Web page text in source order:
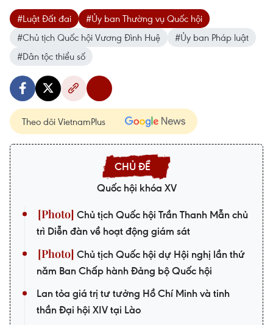
#Luật Đất đai
#Ủy ban Thường vụ Quốc hội
#Chủ tịch Quốc hội Vương Đình Huệ
#Ủy ban Pháp luật
#Dân tộc thiểu số
Theo dõi VietnamPlus
Quốc hội khóa XV
Chủ tịch Quốc hội Trần Thanh Mẫn chủ
trì Diễn đàn về hoạt động giám sát
Chủ tịch Quốc hội dự Hội nghị lần thứ
năm Ban Chấp hành Đảng bộ Quốc hội
Lan tỏa giá trị tư tưởng Hồ Chí Minh và tinh
thần Đại hội XIV tại Lào